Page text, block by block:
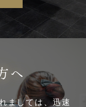
へ
ましては、迅速